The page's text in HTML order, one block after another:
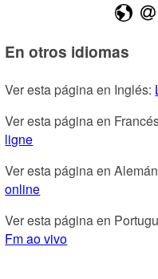
En otros idiomas
Ver esta página en Inglés:
Ver esta página en
ligne
Ver esta página en
online
Ver esta página en
Fm ao vivo